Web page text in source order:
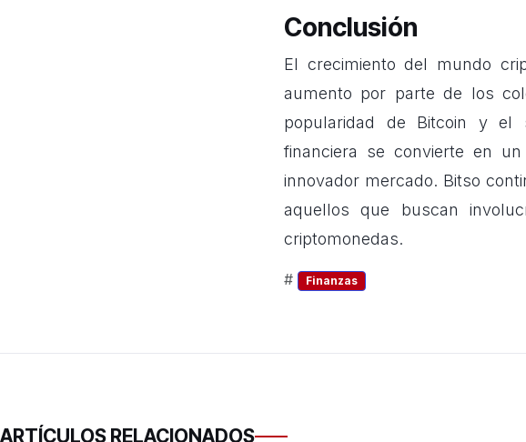
Conclusión
El crecimiento del mundo
aumento por parte de los
popularidad de Bitcoin y el
financiera se convierte en
innovador mercado. Bitso
aquellos que buscan
criptomonedas.
# Finanzas
ARTÍCULOS RELACIONADOS